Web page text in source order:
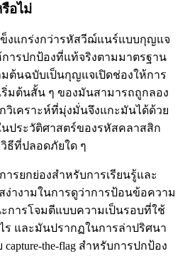
อไม่
งแกร่งกว่ารหัสวีฌ์แนร์แบบกุญแจ
ารปกป้องที่แท้จริงตามมาตรฐาน
ต้นฉบับเป็นกุญแจเปิดช่องให้การ
มต้นสั้น ๆ ของมันสามารถถูกลอง
วิเคราะห์ที่มุ่งมั่นจึงแกะมันได้ด้วย
ประวัติศาสตร์ของรหัสคลาสสิก
ธีที่ปลอดภัยใด ๆ
รยกย่องสำหรับการเรียนรู้และ
ง่างามในการดูว่าการป้อนข้อความ
การโจมตีแบบความเป็นรอบที่ใช้
ร และมันปรากฏในการล่าปริศนา
the-flag สำหรับการปกป้อง